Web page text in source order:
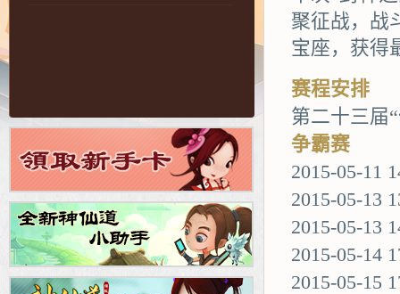
聚征战，战
宝座，获得
赛程安排
第二十三届
争霸赛
2015-05-11
2015-05-13
2015-05-13
2015-05-14
2015-05-15